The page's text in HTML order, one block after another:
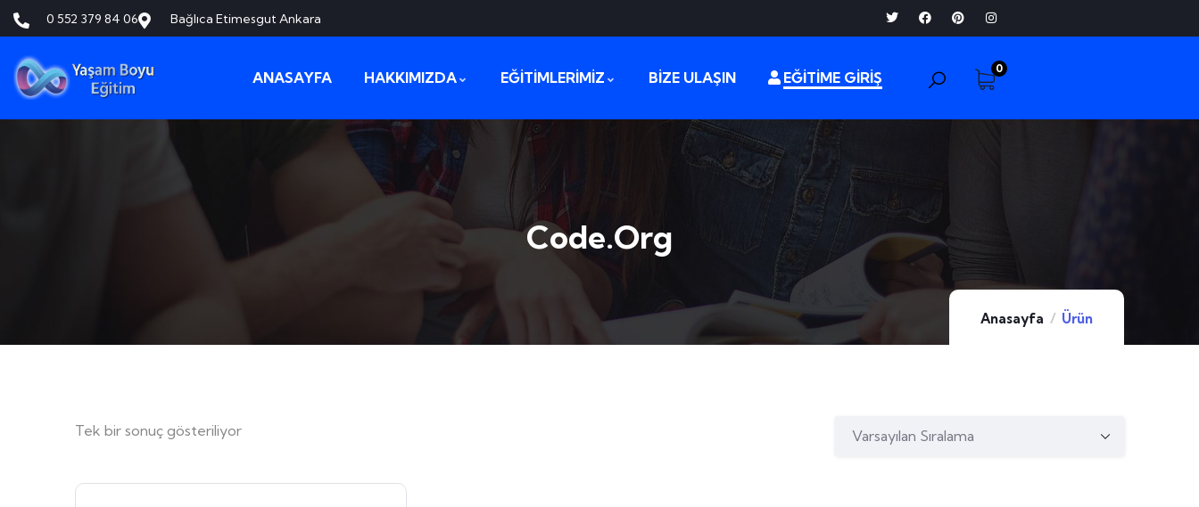
0 552 379 84 06 Bağlıca Etimesgut Ankara
ANASAYFA HAKKIMIZDA EĞİTİMLERİMİZ BİZE ULAŞIN EĞİTİME GİRİŞ
0
Anasayfa Ürün
Code.org
Tek bir sonuç gösteriliyor